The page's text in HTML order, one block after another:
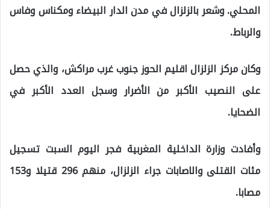
المحلي. وشعر بالزلزال في مدن الدار البيضاء ومكناس وفاس
والرباط.
وكان مركز الزلزال اقليم الحوز جنوب غرب مراكش، والذي حصل
على النصيب الأكبر من الأضرار وسجل العدد الأكبر في
الضحايا.
وأفادت وزارة الداخلية المغربية فجر اليوم السبت تسجيل
مئات القتلى والاصابات جراء الزلزال، منهم 296 قتيلا و153
مصابا.